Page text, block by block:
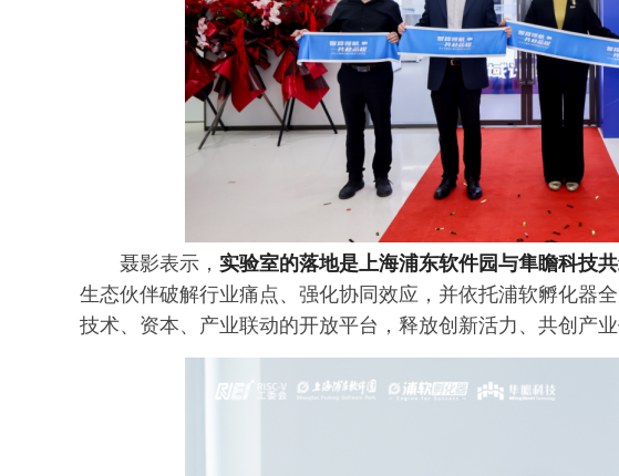
聂影表示， 实验室的落地是上海浦东软件园与隼瞻科技
生态伙伴破解行业痛点、强化协同效应，并依托浦软孵化器
技术、资本、产业联动的开放平台，释放创新活力、共创产业